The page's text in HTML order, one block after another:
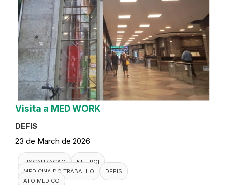
Visita a MED WORK
DEFIS
23 de March de 2026
FISCALIZACAO
NITEROI
MEDICINA DO TRABALHO
DEFIS
ATO MEDICO